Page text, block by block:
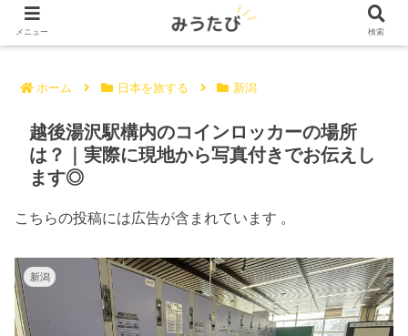
ホーム 日本を旅する 新潟
越後湯沢駅構内のコインロッカーの場所
は？｜実際に現地から写真付きでお伝えし
ます◎
こちらの投稿には広告が含まれています 。
新潟
メニュー 検索